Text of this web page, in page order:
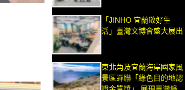
「JINHO 宜蘭敬好生
活」臺灣文博會盛大展出
東北角及宜蘭海岸國家風
景區蟬聯「綠色目的地認